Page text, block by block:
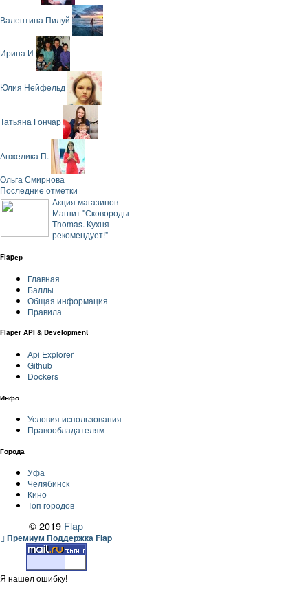
Валентина Пилуй
Ирина И
Юлия Нейфельд
Татьяна Гончар
Анжелика П.
Ольга Смирнова
Последние отметки
Акция магазинов
Магнит "Сковороды
Thomas. Кухня
рекомендует!"
Flapер
Главная
Баллы
Общая информация
Правила
Flaper API & Development
Api Explorer
Github
Dockers
Инфо
Условия использования
Правообладателям
Города
Уфа
Челябинск
Кино
Топ городов
© 2019 Flap
Премиум Поддержка Flap
Я нашел ошибку!